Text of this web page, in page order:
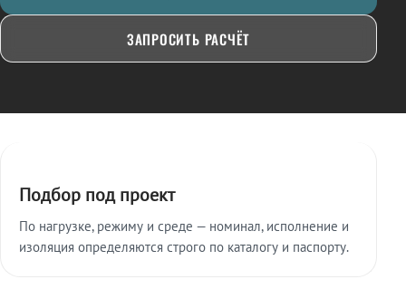
ЗАПРОСИТЬ РАСЧЁТ
Подбор под проект
По нагрузке, режиму и среде — номинал, исполнение и
изоляция определяются строго по каталогу и паспорту.